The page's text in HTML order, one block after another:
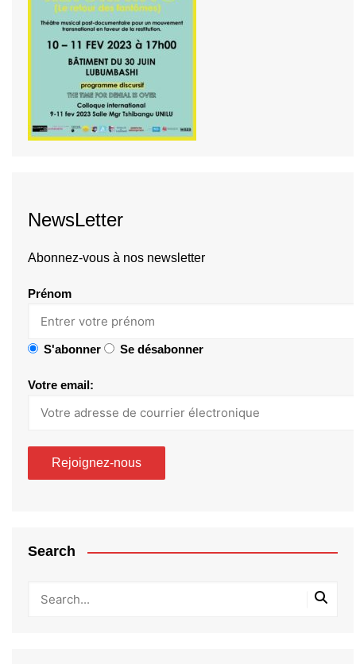
NewsLetter
Abonnez-vous à nos newsletter
Prénom
S'abonner Se désabonner
Votre email:
Search